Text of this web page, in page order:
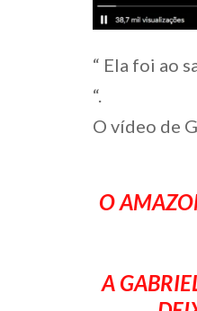
“ Ela foi ao
“.
O vídeo de
O
A